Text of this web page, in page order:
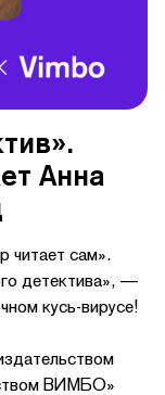
Анна
читает сам».
детектива», —
кусь-вирусе!
ВИМБО»